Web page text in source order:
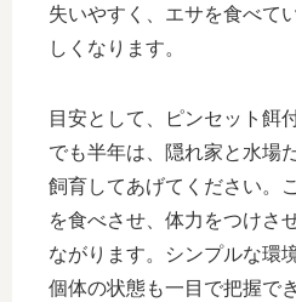
失いやすく、エサを食べて
しくなります。
目安として、ピンセット餌
でも半年は、隠れ家と水場
飼育してあげてください。
を食べさせ、体力をつけさ
ながります。シンプルな環
個体の状態も一目で把握で